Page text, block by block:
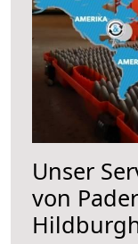
Unser
von